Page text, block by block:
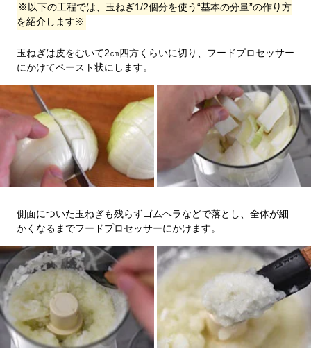
※以下の工程では、玉ねぎ1/2個分を使う“基本の分量”の作り方
を紹介します※
玉ねぎは皮をむいて2㎝四方くらいに切り、フードプロセッサー
にかけてペースト状にします。
側面についた玉ねぎも残らずゴムヘラなどで落とし、全体が細
かくなるまでフードプロセッサーにかけます。